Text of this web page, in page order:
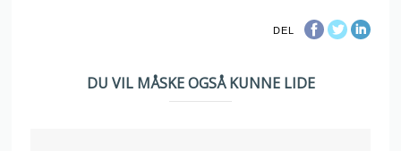
DEL
DU VIL MÅSKE OGSÅ KUNNE LIDE